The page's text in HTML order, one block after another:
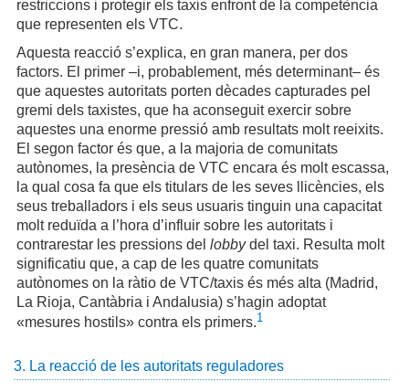
restriccions i protegir els taxis enfront de la competència
que representen els VTC.
Aquesta reacció s’explica, en gran manera, per dos
factors. El primer –i, probablement, més determinant– és
que aquestes autoritats porten dècades capturades pel
gremi dels taxistes, que ha aconseguit exercir sobre
aquestes una enorme pressió amb resultats molt reeixits.
El segon factor és que, a la majoria de comunitats
autònomes, la presència de VTC encara és molt escassa,
la qual cosa fa que els titulars de les seves llicències, els
seus treballadors i els seus usuaris tinguin una capacitat
molt reduïda a l’hora d’influir sobre les autoritats i
contrarestar les pressions del lobbydel taxi. Resulta molt
significatiu que, a cap de les quatre comunitats
autònomes on la ràtio de VTC/taxis és més alta (Madrid,
La Rioja, Cantàbria i Andalusia) s’hagin adoptat
«mesures hostils» contra els primers.1
3. La reacció de les autoritats reguladores